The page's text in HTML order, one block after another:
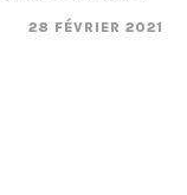
28 FÉVRIER 2021